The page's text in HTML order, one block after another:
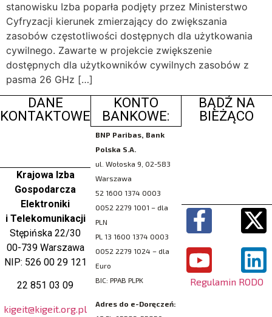
stanowisku Izba poparła podjęty przez Ministerstwo
Cyfryzacji kierunek zmierzający do zwiększania
zasobów częstotliwości dostępnych dla użytkowania
cywilnego. Zawarte w projekcie zwiększenie
dostępnych dla użytkowników cywilnych zasobów z
pasma 26 GHz […]
DANE
KONTAKTOWE
Krajowa Izba
Gospodarcza
Elektroniki
i Telekomunikacji
Stępińska 22/30
00-739 Warszawa
NIP: 526 00 29 121
22 851 03 09
kigeit@kigeit.org.pl
KONTO
BANKOWE:
BNP Paribas, Bank
Polska S.A.
ul. Wołoska 9, 02-583
Warszawa
52 1600 1374 0003
0052 2279 1001 – dla
PLN
PL 13 1600 1374 0003
0052 2279 1024 – dla
Euro
BIC: PPAB PLPK
Adres do e-Doręczeń:
BĄDŹ NA
BIEŻĄCO
Regulamin RODO